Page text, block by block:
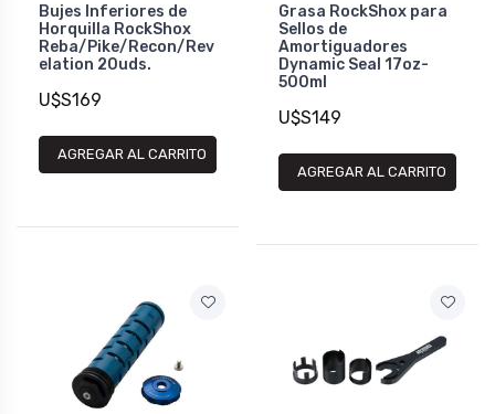
Bujes Inferiores de
Horquilla RockShox
Reba/Pike/Recon/Rev
elation 20uds.
U$S169
AGREGAR AL CARRITO
Grasa RockShox para
Sellos de
Amortiguadores
Dynamic Seal 17oz-
500ml
U$S149
AGREGAR AL CARRITO